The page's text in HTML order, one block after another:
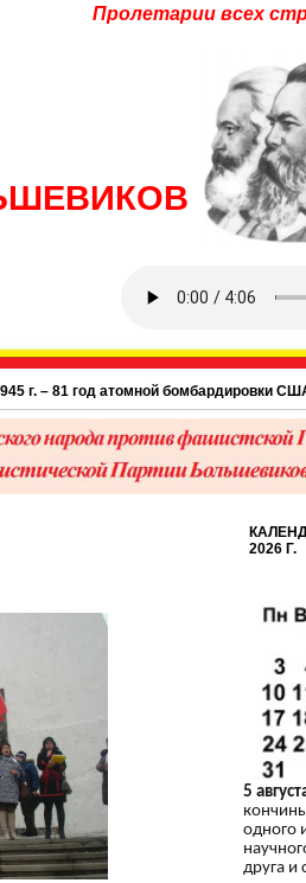
Пролетарии всех
атомной бомбардировки США г.
2026 Г.
5
одного
друга и